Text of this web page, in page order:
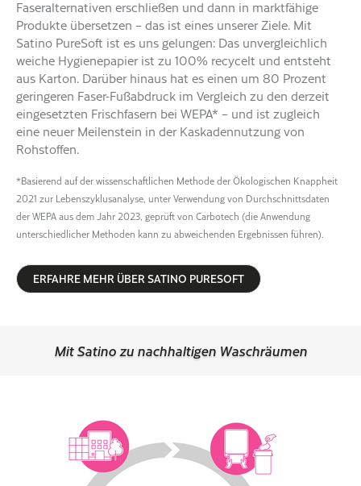
Faseralternativen erschließen und dann in marktfähige
Produkte übersetzen – das ist eines unserer Ziele. Mit
Satino PureSoft ist es uns gelungen: Das unvergleichlich
weiche Hygienepapier ist zu 100% recycelt und entsteht
aus Karton. Darüber hinaus hat es einen um 80 Prozent
geringeren Faser-Fußabdruck im Vergleich zu den derzeit
eingesetzten Frischfasern bei WEPA* – und ist zugleich
eine neuer Meilenstein in der Kaskadennutzung von
Rohstoffen.
*Basierend auf der wissenschaftlichen Methode der Ökologischen Knappheit
2021 zur Lebenszyklusanalyse, unter Verwendung von Durchschnittsdaten
der WEPA aus dem Jahr 2023, geprüft von Carbotech (die Anwendung
unterschiedlicher Methoden kann zu abweichenden Ergebnissen führen).
ERFAHRE MEHR ÜBER SATINO PURESOFT
Mit Satino zu nachhaltigen Waschräumen